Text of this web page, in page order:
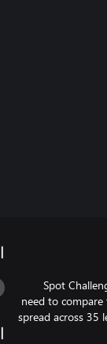
Spot
need to
spread across 35